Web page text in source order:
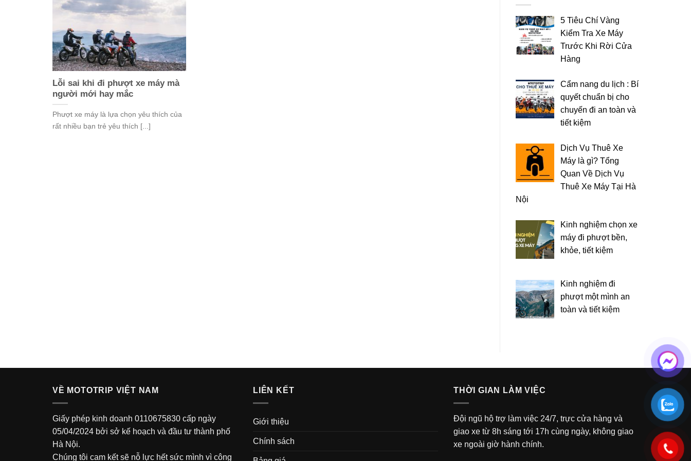
Lỗi sai khi đi phượt xe máy mà
người mới hay mắc
Phượt xe máy là lựa chọn yêu thích của
rất nhiều bạn trẻ yêu thích [...]
5 Tiêu Chí Vàng
Kiểm Tra Xe Máy
Trước Khi Rời Cửa
Hàng
Cẩm nang du lịch : Bí
quyết chuẩn bị cho
chuyến đi an toàn và
tiết kiệm
Dịch Vụ Thuê Xe
Máy là gì? Tổng
Quan Về Dịch Vụ
Thuê Xe Máy Tại Hà
Nội
Kinh nghiệm chọn xe
máy đi phượt bền,
khỏe, tiết kiệm
Kinh nghiệm đi
phượt một mình an
toàn và tiết kiệm
VỀ MOTOTRIP VIỆT NAM
Giấy phép kinh doanh 0110675830 cấp ngày
05/04/2024 bởi sở kế hoạch và đầu tư thành phố
Hà Nội.
Chúng tôi cam kết sẽ nỗ lực hết sức mình vì công
LIÊN KẾT
Giới thiệu
Chính sách
THỜI GIAN LÀM VIỆC
Đội ngũ hộ trợ làm việc 24/7, trực cửa hàng và
giao xe từ 8h sáng tới 17h cùng ngày, không giao
xe ngoài giờ hành chính.